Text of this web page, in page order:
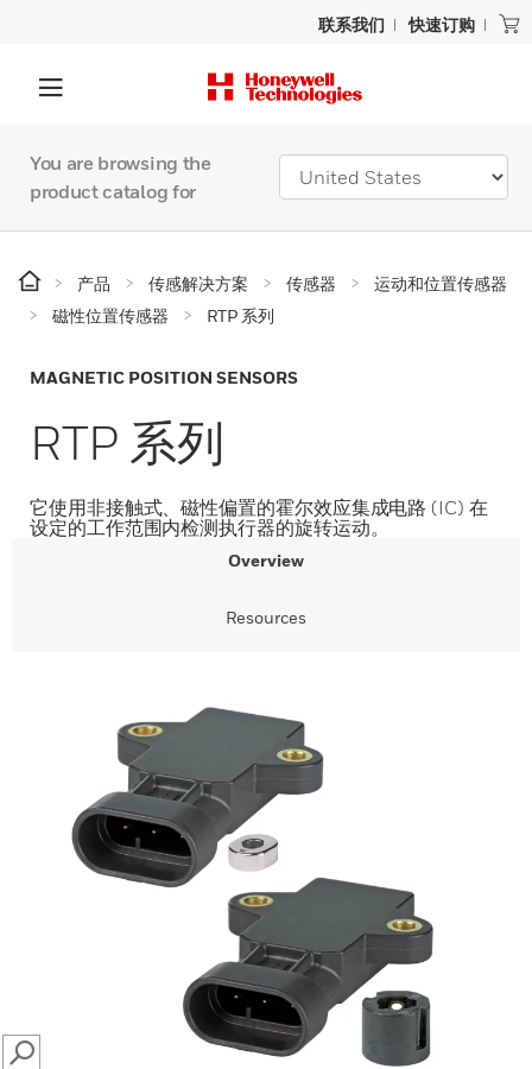
联系我们 快速订购
You are browsing the
product catalog for
产品 传感解决方案 传感器
运动和位置传感器
磁性位置传感器
RTP 系列
MAGNETIC POSITION SENSORS
RTP 系列
它使用非接触式、磁性偏置的霍尔效应集成电路 (IC) 在
设定的工作范围内检测执行器的旋转运动。
Overview
Resources
SEARCH